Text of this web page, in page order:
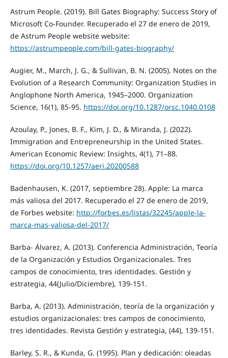
Astrum People. (2019). Bill Gates Biography: Success Story of
Microsoft Co-Founder. Recuperado el 27 de enero de 2019,
de Astrum People website website:
https://astrumpeople.com/bill-gates-biography/
Augier, M., March, J. G., & Sullivan, B. N. (2005). Notes on the
Evolution of a Research Community: Organization Studies in
Anglophone North America, 1945–2000. Organization
Science, 16(1), 85-95. https://doi.org/10.1287/orsc.1040.0108
Azoulay, P., Jones, B. F., Kim, J. D., & Miranda, J. (2022).
Immigration and Entrepreneurship in the United States.
American Economic Review: Insights, 4(1), 71–88.
https://doi.org/10.1257/aeri.20200588
Badenhausen, K. (2017, septiembre 28). Apple: La marca
más valiosa del 2017. Recuperado el 27 de enero de 2019,
de Forbes website: http://forbes.es/listas/32245/apple-la-
marca-mas-valiosa-del-2017/
Barba- Álvarez, A. (2013). Conferencia Administración, Teoría
de la Organización y Estudios Organizacionales. Tres
campos de conocimiento, tres identidades. Gestión y
estrategia, 44(Julio/Diciembre), 139-151.
Barba, A. (2013). Administración, teoría de la organización y
estudios organizacionales: tres campos de conocimiento,
tres identidades. Revista Gestión y estrategia, (44), 139-151.
Barley, S. R., & Kunda, G. (1995). Plan y dedicación: oleadas